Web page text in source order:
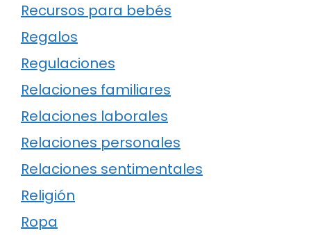
Recursos para bebés
Regalos
Regulaciones
Relaciones familiares
Relaciones laborales
Relaciones personales
Relaciones sentimentales
Religión
Ropa